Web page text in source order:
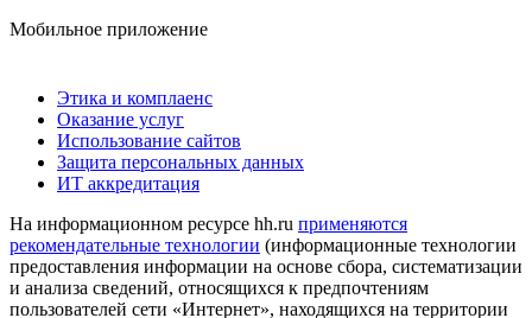
Мобильное приложение
Этика и комплаенс
Оказание услуг
Использование сайтов
Защита персональных данных
ИТ аккредитация
На информационном ресурсе hh.ru применяются
рекомендательные технологии (информационные технологии
предоставления информации на основе сбора, систематизации
и анализа сведений, относящихся к предпочтениям
пользователей сети «Интернет», находящихся на территории